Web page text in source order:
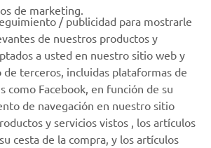
de marketing.
/ publicidad para mostrarle
de nuestros productos y
a usted en nuestro sitio web y
de terceros, incluidas plataformas de
como Facebook, en función de su
de navegación en nuestro sitio
y servicios vistos , los artículos
cesta de la compra, y los artículos